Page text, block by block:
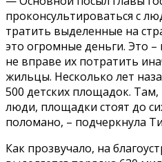
проконсультироваться с
тратить выделенные на
это огромные деньги. Это
не вправе их потратить
жильцы. Несколько лет
500 детских площадок. Там,
люди, площадки стоят до
поломано, – подчеркнула
Как прозвучало, на